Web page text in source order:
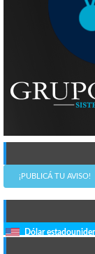
¡PUBLICÁ TU AVISO!
Dólar